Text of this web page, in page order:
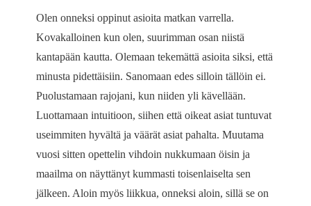
Olen onneksi oppinut asioita matkan varrella.
Kovakalloinen kun olen, suurimman osan niistä
kantapään kautta. Olemaan tekemättä asioita siksi, että
minusta pidettäisiin. Sanomaan edes silloin tällöin ei.
Puolustamaan rajojani, kun niiden yli kävellään.
Luottamaan intuitioon, siihen että oikeat asiat tuntuvat
useimmiten hyvältä ja väärät asiat pahalta. Muutama
vuosi sitten opettelin vihdoin nukkumaan öisin ja
maailma on näyttänyt kummasti toisenlaiselta sen
jälkeen. Aloin myös liikkua, onneksi aloin, sillä se on